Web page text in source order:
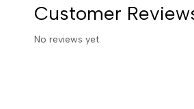
Customer
No reviews yet.